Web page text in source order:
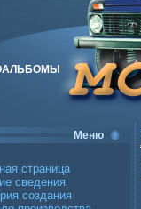
Меню
страница
сведения
создания